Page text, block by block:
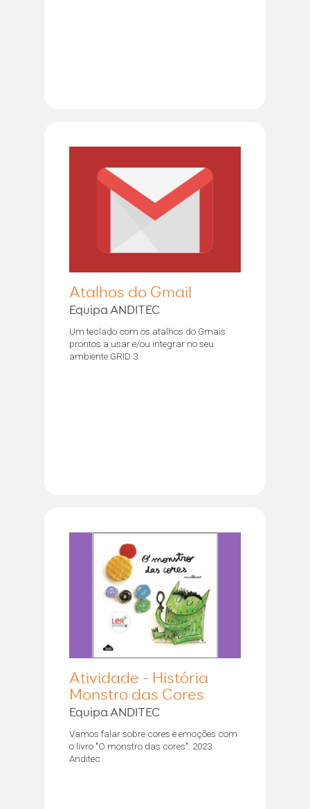
Atalhos do Gmail
Equipa ANDITEC
Um teclado com os atalhos do Gmais
prontos a usar e/ou integrar no seu
ambiente GRID 3.
Atividade - História
Monstro das Cores
Equipa ANDITEC
Vamos falar sobre cores e emoções com
o livro "O monstro das cores". 2023
Anditec